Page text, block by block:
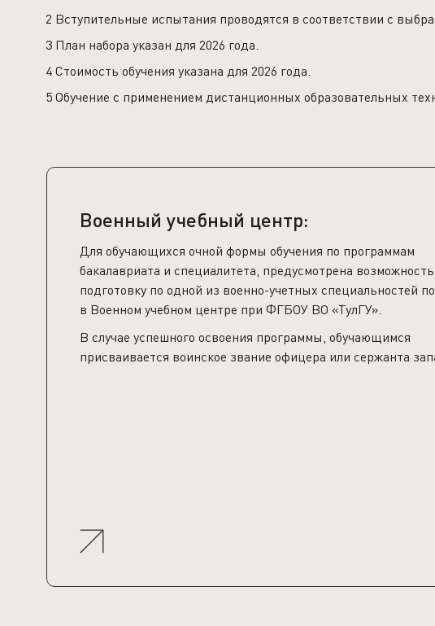
2 Вступительные испытания проводятся в соответствии с
3 План набора указан для 2026 года.
4 Стоимость обучения указана для 2026 года.
5 Обучение с применением дистанционных образовательных
Военный учебный центр:
Для обучающихся очной формы обучения по программам
бакалавриата и специалитета, предусмотрена
подготовку по одной из военно-учетных специальностей
в Военном учебном центре при ФГБОУ ВО «ТулГУ».
В случае успешного освоения программы, обучающимся
присваивается воинское звание офицера или сержанта